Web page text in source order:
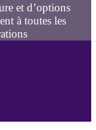
et d’options
à toutes les